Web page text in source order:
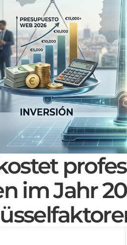
im Jahr